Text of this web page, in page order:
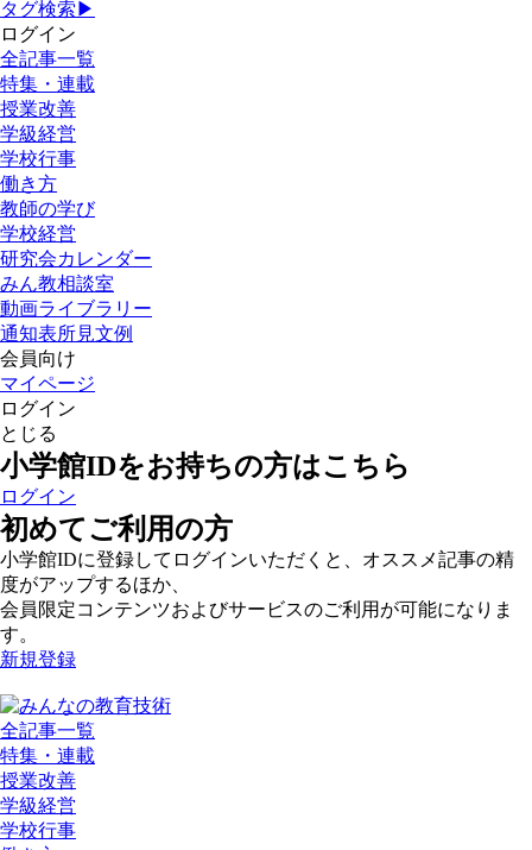
タグ検索▶
ログイン
全記事一覧
特集・連載
授業改善
学級経営
学校行事
働き方
教師の学び
学校経営
研究会カレンダー
みん教相談室
動画ライブラリー
通知表所見文例
会員向け
マイページ
ログイン
とじる
小学館IDをお持ちの方はこちら
ログイン
初めてご利用の方
小学館IDに登録してログインいただくと、オススメ記事の精
度がアップするほか、
会員限定コンテンツおよびサービスのご利用が可能になりま
す。
新規登録
全記事一覧
特集・連載
授業改善
学級経営
学校行事